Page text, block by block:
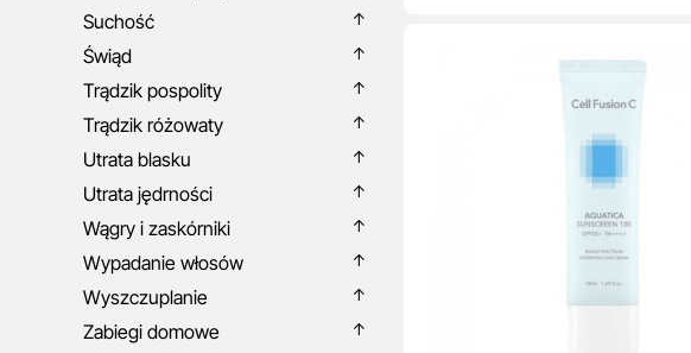
Suchość
Świąd
Trądzik pospolity
Trądzik różowaty
Utrata blasku
Utrata jędrności
Wągry i zaskórniki
Wypadanie włosów
Wyszczuplanie
Zabiegi domowe